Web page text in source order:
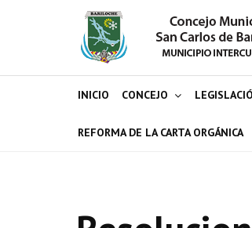
INICIO CONCEJO
REFORMA DE LA CARTA ORGÁNICA